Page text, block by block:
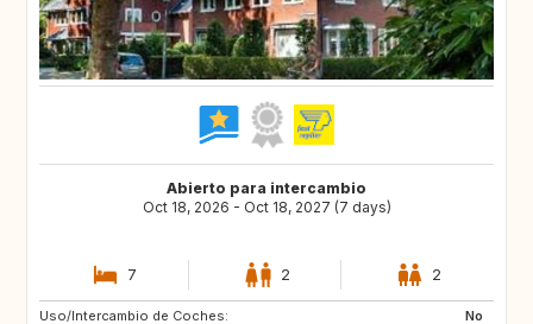
Abierto para intercambio
Oct 18, 2026 - Oct 18, 2027 (7 days)
7 2 2
Uso/Intercambio de Coches:
No
FR